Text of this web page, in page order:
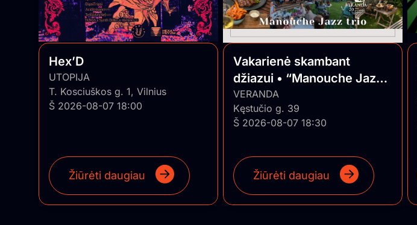
Hex’D
UTOPIJA
T. Kosciuškos g. 1, Vilnius
Š 2026-08-07 18:00
Žiūrėti daugiau
Vakarienė skambant
džiazui • “Manouche Jazz
trio”
VERANDA
Kęstučio g. 39
Š 2026-08-07 18:30
Žiūrėti daugiau